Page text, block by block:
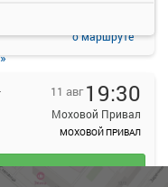
о маршруте
11 авг 19:30
Моховой Привал
МОХОВОЙ ПРИВАЛ
Загрузить цену